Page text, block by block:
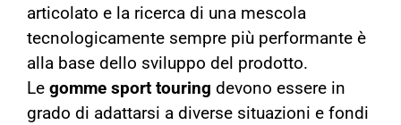
articolato e la ricerca di una mescola
tecnologicamente sempre più performante è
alla base dello sviluppo del prodotto.
Le gomme sport touring devono essere in
grado di adattarsi a diverse situazioni e fondi